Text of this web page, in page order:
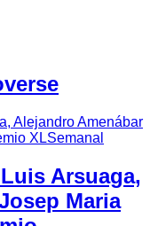
Arsuaga,
Maria